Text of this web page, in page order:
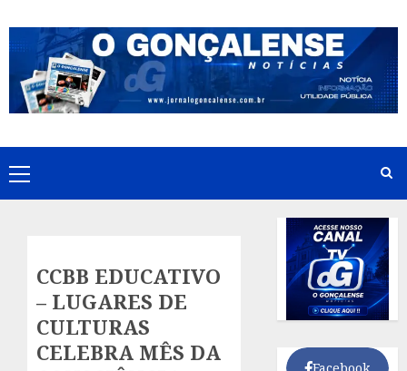
to
content
Primary
Menu
CCBB EDUCATIVO
– LUGARES DE
CULTURAS
CELEBRA MÊS DA